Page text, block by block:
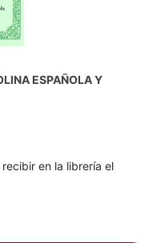
ESPAÑOLA Y
en la librería el